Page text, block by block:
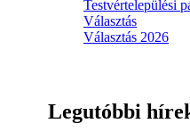
Testvértelepülési
Választás
Választás 2026
Legutóbbi